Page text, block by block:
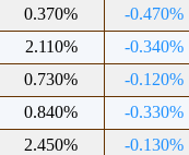
0.370% -0.470%
2.110% -0.340%
0.730% -0.120%
0.840% -0.330%
2.450% -0.130%